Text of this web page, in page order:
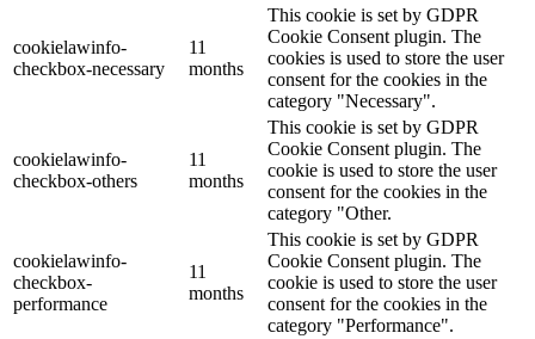
cookielawinfo-
checkbox-necessary
11
months
This cookie is set by GDPR
Cookie Consent plugin. The
cookies is used to store the user
consent for the cookies in the
category "Necessary".
cookielawinfo-
checkbox-others
11
months
This cookie is set by GDPR
Cookie Consent plugin. The
cookie is used to store the user
consent for the cookies in the
category "Other.
cookielawinfo-
checkbox-
performance
11
months
This cookie is set by GDPR
Cookie Consent plugin. The
cookie is used to store the user
consent for the cookies in the
category "Performance".